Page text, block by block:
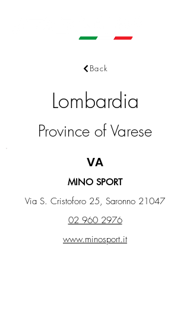
Back
Lombardia
Province of Varese
VA
MINO SPORT
Via S. Cristoforo 25, Saronno 21047
02 960 2976
www.minosport.it